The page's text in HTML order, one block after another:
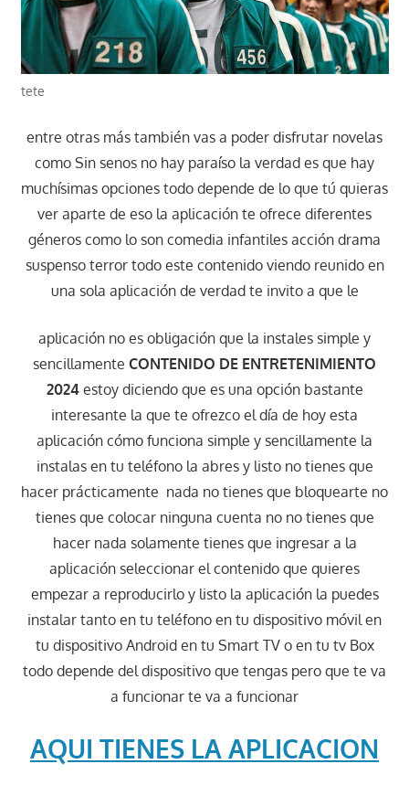
tete
entre otras más también vas a poder disfrutar novelas
como Sin senos no hay paraíso la verdad es que hay
muchísimas opciones todo depende de lo que tú quieras
ver aparte de eso la aplicación te ofrece diferentes
géneros como lo son comedia infantiles acción drama
suspenso terror todo este contenido viendo reunido en
una sola aplicación de verdad te invito a que le
aplicación no es obligación que la instales simple y
sencillamente CONTENIDO DE ENTRETENIMIENTO
2024estoy diciendo que es una opción bastante
interesante la que te ofrezco el día de hoy esta
aplicación cómo funciona simple y sencillamente la
instalas en tu teléfono la abres y listo no tienes que
hacer prácticamente nada no tienes que bloquearte no
tienes que colocar ninguna cuenta no no tienes que
hacer nada solamente tienes que ingresar a la
aplicación seleccionar el contenido que quieres
empezar a reproducirlo y listo la aplicación la puedes
instalar tanto en tu teléfono en tu dispositivo móvil en
tu dispositivo Android en tu Smart TV o en tu tv Box
todo depende del dispositivo que tengas pero que te va
a funcionar te va a funcionar
AQUI TIENES LA APLICACION